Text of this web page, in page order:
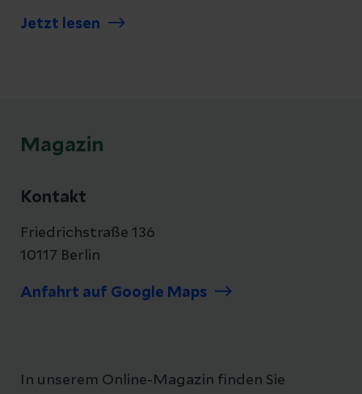
Erfahren Sie, was Luftverschmutzung
Jetzt lesen
Magazin
Kontakt
Friedrichstraße 136
10117 Berlin
Anfahrt auf Google Maps
In unserem Online-Magazin finden Sie